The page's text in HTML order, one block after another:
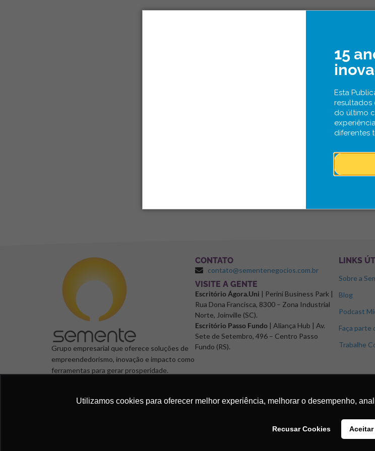
15
Esta
resultados
do último
diferentes
Utilizamos cookies para oferecer melhor experiência, melhorar o desempenho,
Recusar Cookies
Grupo empresarial que oferece soluções de
empreendedorismo, inovação e impacto como
ferramentas para gerar prosperidade.
CONTATO
contato@sementenegocios.com.br
⁠VISITE A GENTE
Escritório Ágora.Uni | Perini Business Park |
Rua Dona Francisca, 8300 – Zona Industrial
Norte, Joinville (SC).
Escritório Passo Fundo | Aliança Hub | Av.
Sete de Setembro, 496 – Centro Passo
Fundo (RS).
LINKS
Sobre a
Blog
Podcast
Faça parte
Trabalhe